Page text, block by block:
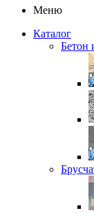
Меню
Каталог
Бетон